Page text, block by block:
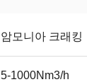
암모니아 크래킹
5-1000Nm3/h